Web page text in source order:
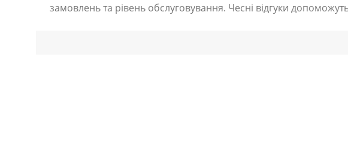
замовлень та рівень обслуговування. Чесні відгуки